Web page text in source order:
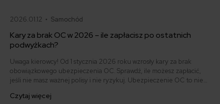
2026.01.12 • Samochód
Kary za brak OC w 2026 – ile zapłacisz po ostatnich
podwyżkach?
Uwaga kierowcy! Od 1 stycznia 2026 roku wzrosły kary za brak
obowiązkowego ubezpieczenia OC. Sprawdź, ile możesz zapłacić,
jeśli nie masz ważnej polisy i nie ryzykuj. Ubezpieczenie OC to nie
ruchu drogowego.
Czytaj więcej